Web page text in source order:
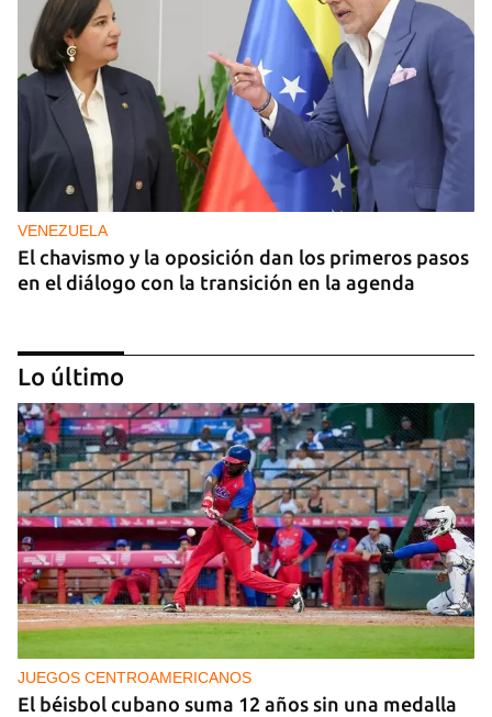
VENEZUELA
El chavismo y la oposición dan los primeros pasos
en el diálogo con la transición en la agenda
NICARAGUA
EE UU propone a la OEA convocar a los
cancilleres para "tomar medidas" contra las
decisiones de Ortega
Lo último
JUEGOS CENTROAMERICANOS
El béisbol cubano suma 12 años sin una medalla